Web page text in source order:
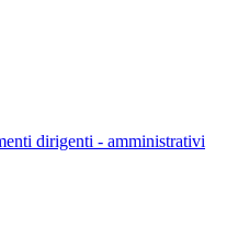
dirigenti - amministrativi